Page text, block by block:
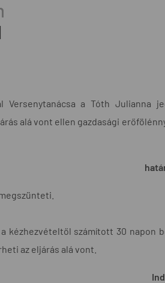
Versenytanácsa a Tóth Julianna
alá vont ellen gazdasági
kézhezvételtől számított 30 napon
az eljárás alá vont.